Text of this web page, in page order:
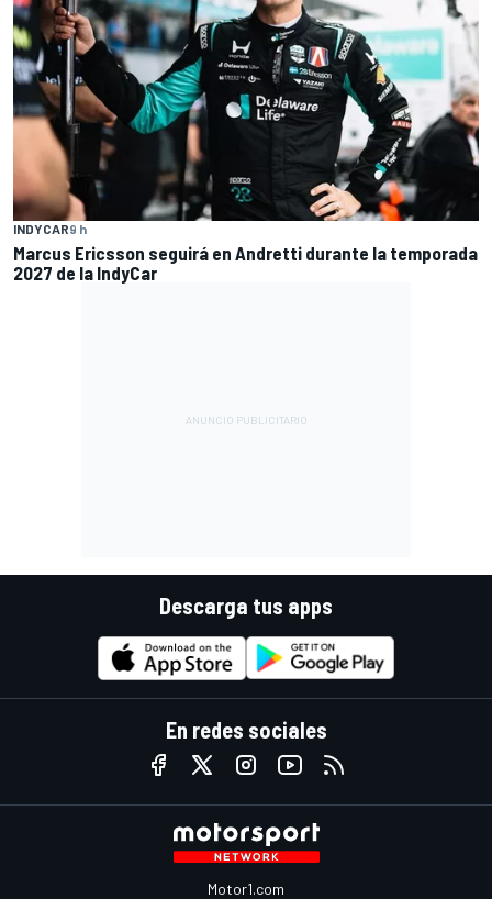
INDYCAR9 h
Marcus Ericsson seguirá en Andretti durante la temporada
2027 de la IndyCar
Descarga tus apps
En redes sociales
Motor1.com